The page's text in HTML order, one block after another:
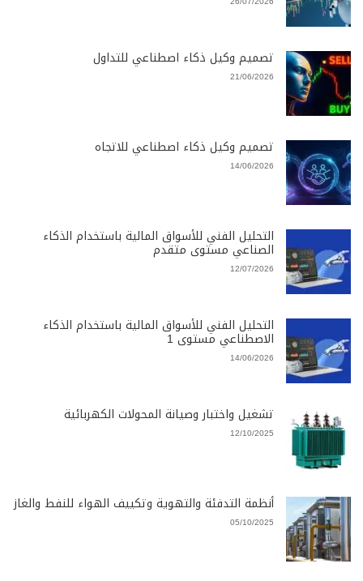
تصميم وكيل ذكاء اصطناعي للتداول
21/06/2026
تصميم وكيل ذكاء اصطناعي للاتجاه
14/06/2026
التحليل الفني للأسواق المالية باستخدام الذكاء
الصناعي مستوى متقدم
12/07/2026
التحليل الفني للأسواق المالية باستخدام الذكاء
الاصطناعي مستوى 1
14/06/2026
تشغيل واختبار وصيانة المحولات الكهربائية
12/10/2025
أنظمة التدفئة والتهوية وتكييف الهواء للنفط والغاز
05/10/2025